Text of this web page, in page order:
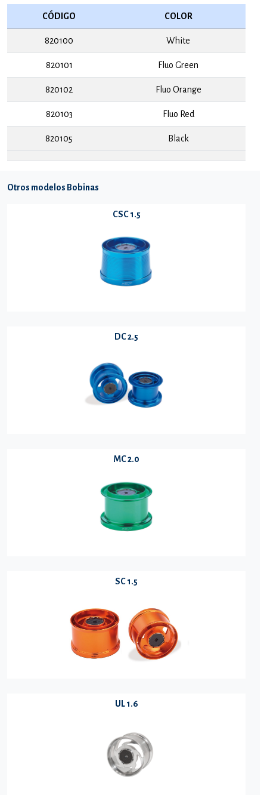
CÓDIGO COLOR
820100 White
820101 Fluo Green
820102 Fluo Orange
820103 Fluo Red
820105 Black
Otros modelos Bobinas
CSC 1.5
DC 2.5
MC 2.0
SC 1.5
UL 1.6